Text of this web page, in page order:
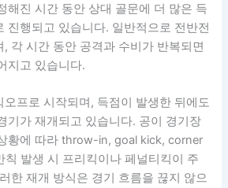
해진 시간 동안 상대 골문에 더 많은 득
진행되고 있습니다. 일반적으로 전반전
각 시간 동안 공격과 수비가 반복되면
지고 있습니다.
오프로 시작되며, 득점이 발생한 뒤에도
기가 재개되고 있습니다. 공이 경기장
황에 따라 throw-in, goal kick, corner
칙 발생 시 프리킥이나 페널티킥이 주
한 재개 방식은 경기 흐름을 끊지 않으